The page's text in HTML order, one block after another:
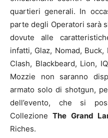
quartieri generali. In
parte degli Operatori sarà
dovute alle
infatti, Glaz, Nomad,
Clash, Blackbeard, Lion,
Mozzie non saranno
armato solo di shotgun,
dell’evento, che si
CollezioneThe Grand
Riches.